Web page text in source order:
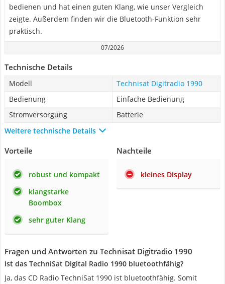
bedienen und hat einen guten Klang, wie unser Vergleich
zeigte. Außerdem finden wir die Bluetooth-Funktion sehr
praktisch.
07/2026
Technische Details
Modell
Technisat Digitradio 1990
Bedienung
Einfache Bedienung
Stromversorgung
Batterie
Weitere technische Details
Vorteile
robust und kompakt
klangstarke
Boombox
sehr guter Klang
Nachteile
kleines Display
Fragen und Antworten zu Technisat Digitradio 1990
Ist das TechniSat Digital Radio 1990 bluetoothfähig?
Ja, das CD Radio TechniSat 1990 ist bluetoothfähig. Somit